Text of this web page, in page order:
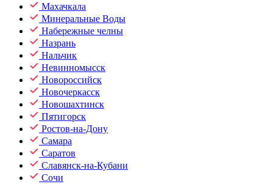
Махачкала
Минеральные Воды
Набережные челны
Назрань
Нальчик
Невинномысск
Новороссийск
Новочеркасск
Новошахтинск
Пятигорск
Ростов-на-Дону
Самара
Саратов
Славянск-на-Кубани
Сочи